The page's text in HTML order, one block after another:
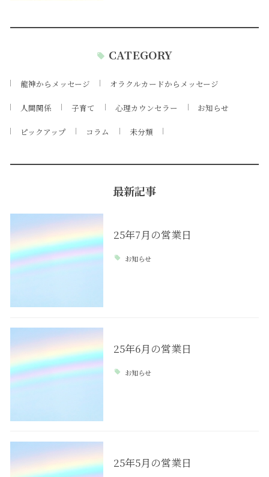
CATEGORY
龍神からメッセージ オラクルカードからメッセージ
人間関係 子育て 心理カウンセラー お知らせ
ピックアップ コラム 未分類
最新記事
25年7月の営業日
お知らせ
25年6月の営業日
お知らせ
25年5月の営業日